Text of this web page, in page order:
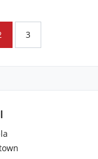
3